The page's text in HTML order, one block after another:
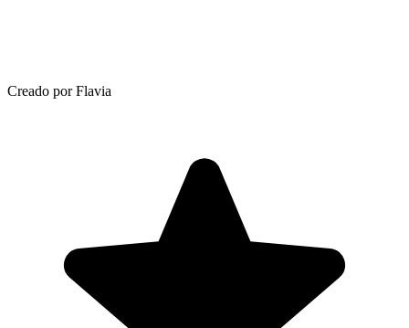
Creado por Flavia